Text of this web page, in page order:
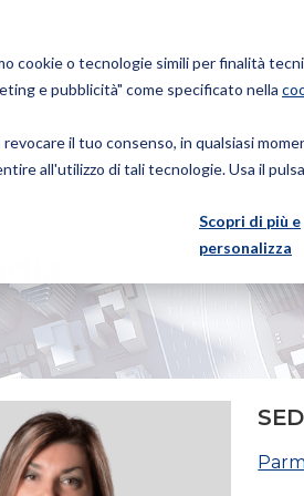
cookie o tecnologie simili per finalità
e pubblicità" come specificato nella
il tuo consenso, in qualsiasi
all'utilizzo di tali tecnologie. Usa il
Scopri di più e
personalizza